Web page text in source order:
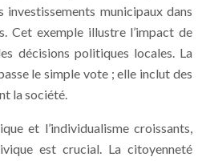
municipaux dans
Cet exemple illustre l’impact de
décisions politiques locales. La
le simple vote ; elle inclut des
la société.
et l’individualisme croissants,
est crucial. La citoyenneté